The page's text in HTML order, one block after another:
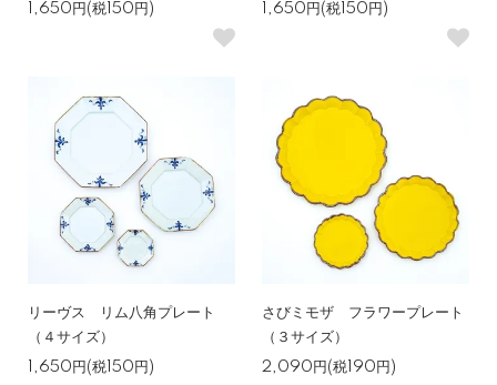
1,650円(税150円)
1,650円(税150円)
リーヴス リム八角プレート
（４サイズ）
1,650円(税150円)
さびミモザ フラワープレート
（３サイズ）
2,090円(税190円)